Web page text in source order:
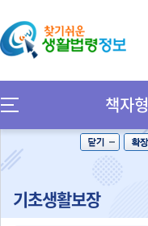
책자형
기초생활보장